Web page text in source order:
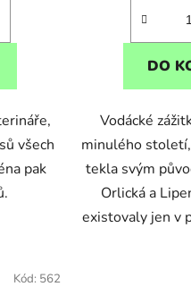
všech
pak
DO
Vodácké
minulého
tekla svým
Orlická a
existovaly jen v
Kód: 562